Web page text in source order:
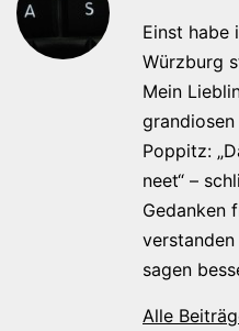
Einst habe
Würzburg
Mein
Poppitz:
neet“ –
Gedanken
verstanden
sagen
Alle